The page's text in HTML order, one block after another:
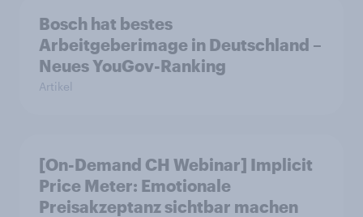
Bosch hat bestes
Arbeitgeberimage in Deutschland –
Neues YouGov-Ranking
Artikel
[On-Demand CH Webinar] Implicit
Price Meter: Emotionale
Preisakzeptanz sichtbar machen